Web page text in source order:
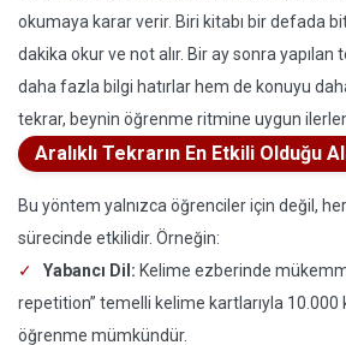
okumaya karar verir. Biri kitabı bir defada
dakika okur ve not alır. Bir ay sonra yapılan
daha fazla bilgi hatırlar hem de konuyu
tekrar, beynin öğrenme ritmine uygun
Aralıklı Tekrarın En Etkili Olduğu
Bu yöntem yalnızca öğrenciler için değil,
sürecinde etkilidir. Örneğin:
Yabancı Dil: Kelime ezberinde
repetition” temelli kelime kartlarıyla 10.000
öğrenme mümkündür.